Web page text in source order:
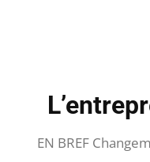
EN BREF